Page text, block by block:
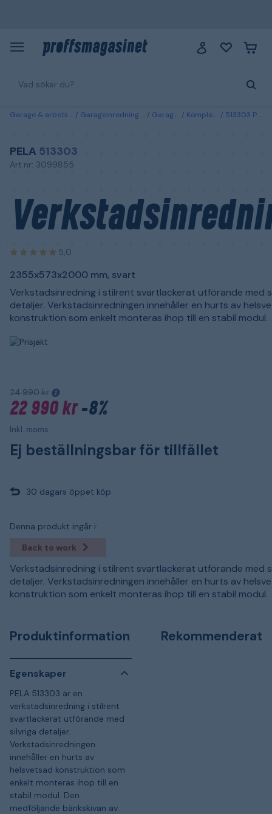
Garage & arbetsplats Garageinredning & förvaring Garageinredning Kompletta garageinredningar 513303 PELA Verkstadsinredning 2355x573x2000 mm, svart
PELA 513303
Art.nr: 3099855
5,0
2355x573x2000 mm, svart
Verkstadsinredning i stilrent svartlackerat utförande med
detaljer. Verkstadsinredningen innehåller en hurts av
konstruktion som enkelt monteras ihop till en stabil modul.
24 990 kr
22 990 kr-8%
Inkl. moms
Ej beställningsbar för tillfället
30 dagars öppet köp
Denna produkt ingår i:
Back to work
Verkstadsinredning i stilrent svartlackerat utförande med
detaljer. Verkstadsinredningen innehåller en hurts av
konstruktion som enkelt monteras ihop till en stabil modul.
Produktinformation
Egenskaper
PELA 513303 är en
verkstadsinredning i stilrent
svartlackerat utförande med
silvriga detaljer.
Verkstadsinredningen
innehåller en hurts av
helsvetsad konstruktion som
enkelt monteras ihop till en
stabil modul. Den
medföljande bänkskivan av
Rekommenderat